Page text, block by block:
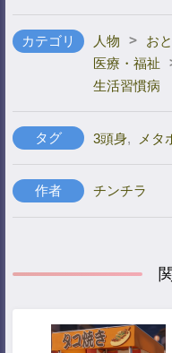
カテゴリ 人物 > お
医療・福祉
生活習慣病
タグ 3頭身, メタ
作者 チンチラ